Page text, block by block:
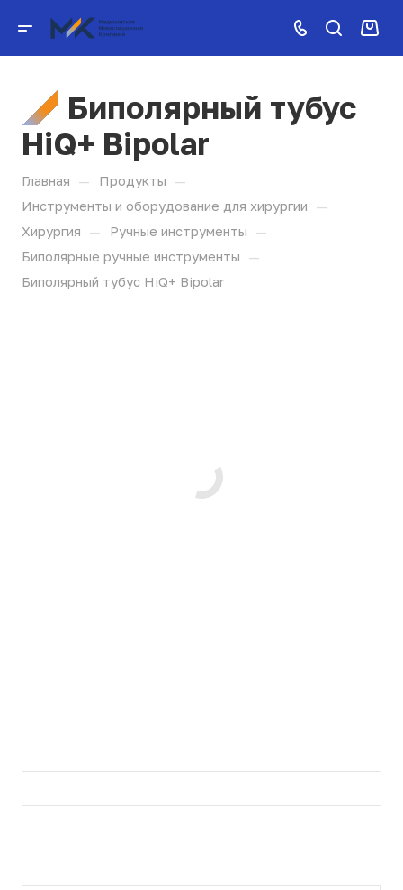
Биполярный тубус
HiQ+ Bipolar
Главная — Продукты —
Инструменты и оборудование для хирургии —
Хирургия — Ручные инструменты —
Биполярные ручные инструменты —
Биполярный тубус HiQ+ Bipolar